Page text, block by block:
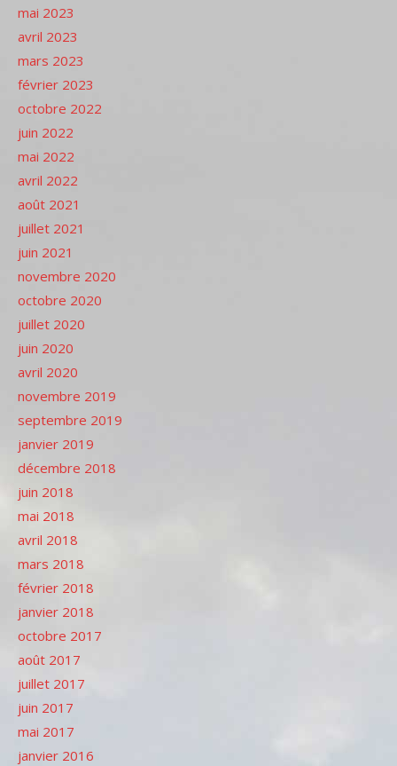
mai 2023
avril 2023
mars 2023
février 2023
octobre 2022
juin 2022
mai 2022
avril 2022
août 2021
juillet 2021
juin 2021
novembre 2020
octobre 2020
juillet 2020
juin 2020
avril 2020
novembre 2019
septembre 2019
janvier 2019
décembre 2018
juin 2018
mai 2018
avril 2018
mars 2018
février 2018
janvier 2018
octobre 2017
août 2017
juillet 2017
juin 2017
mai 2017
janvier 2016